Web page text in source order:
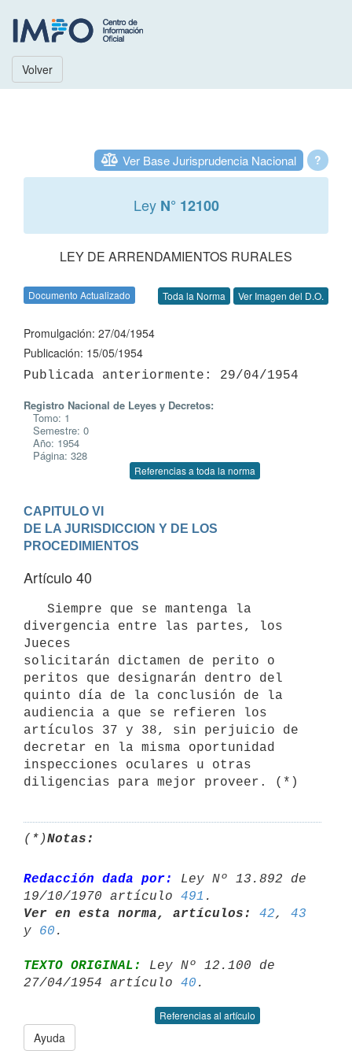
Volver
?
Ver Base Jurisprudencia Nacional
Ley N° 12100
LEY DE ARRENDAMIENTOS RURALES
Documento Actualizado Toda la Norma Ver Imagen del D.O.
Promulgación: 27/04/1954
Publicación: 15/05/1954
Registro Nacional de Leyes y Decretos:
Tomo: 1
Semestre: 0
Año: 1954
Página: 328
Referencias a toda la norma
CAPITULO VI
DE LA JURISDICCION Y DE LOS
PROCEDIMIENTOS
Artículo 40
divergencia entre las partes, los
Jueces
solicitarán dictamen de perito o
peritos que designarán dentro del
quinto día de la conclusión de la
audiencia a que se refieren los
artículos 37 y 38, sin perjuicio de
decretar en la misma oportunidad
inspecciones oculares u otras
diligencias para mejor proveer. (*)
(*)Notas:
Redacción dada por:
Ley Nº 13.892 de
19/10/1970 artículo 491
Ver en esta norma, artículos:
42, 43
y 60
TEXTO ORIGINAL:
Ley Nº 12.100 de
27/04/1954 artículo 40
Referencias al artículo
Ayuda